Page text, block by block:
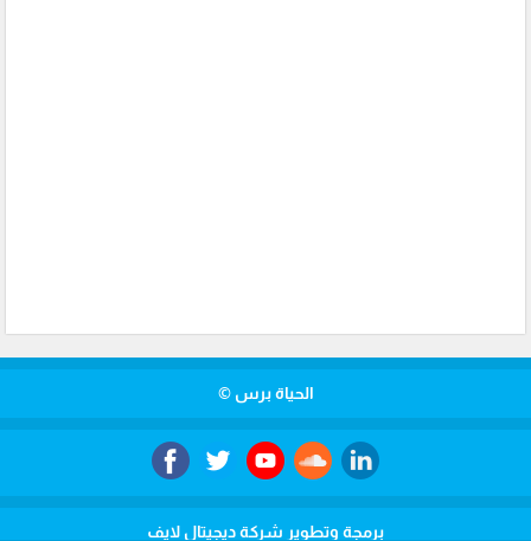
الحياة برس ©
برمجة وتطوير شركة ديجيتال لايف